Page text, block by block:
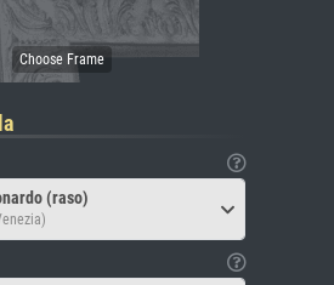
(raso)